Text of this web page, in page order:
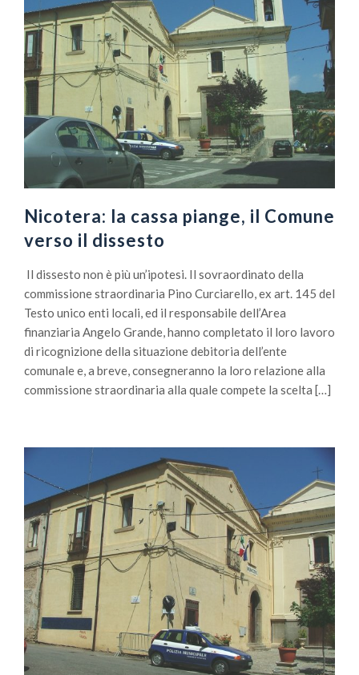
Nicotera: la cassa piange, il Comune
verso il dissesto
Il dissesto non è più un’ipotesi. Il sovraordinato della
commissione straordinaria Pino Curciarello, ex art. 145 del
Testo unico enti locali, ed il responsabile dell’Area
finanziaria Angelo Grande, hanno completato il loro lavoro
di ricognizione della situazione debitoria dell’ente
comunale e, a breve, consegneranno la loro relazione alla
commissione straordinaria alla quale compete la scelta […]